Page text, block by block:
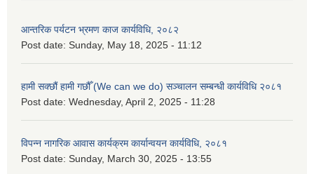
आन्तरिक पर्यटन भ्रमण काज कार्यविधि, २०८२
Post date: Sunday, May 18, 2025 - 11:12
हामी सक्छौं हामी गछौँ (We can we do) सञ्चालन सम्बन्धी कार्यविधि २०८१
Post date: Wednesday, April 2, 2025 - 11:28
विपन्न नागरिक आवास कार्यक्रम कार्यान्वयन कार्यविधि, २०८१
Post date: Sunday, March 30, 2025 - 13:55